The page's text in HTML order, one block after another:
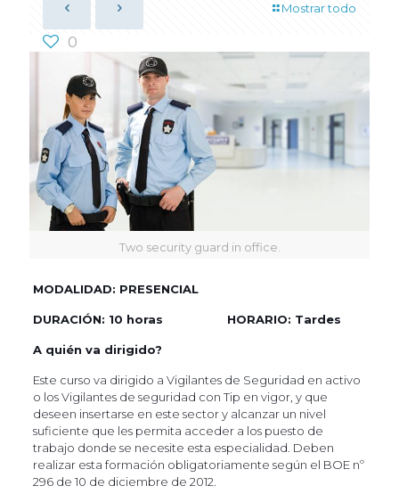
Mostrar todo
0
Two security guard in office.
MODALIDAD: PRESENCIAL
DURACIÓN: 10 horas HORARIO: Tardes
A quién va dirigido?
Este curso va dirigido a Vigilantes de Seguridad en activo
o los Vigilantes de seguridad con Tip en vigor, y que
deseen insertarse en este sector y alcanzar un nivel
suficiente que les permita acceder a los puesto de
trabajo donde se necesite esta especialidad. Deben
realizar esta formación obligatoriamente según el BOE nº
296 de 10 de diciembre de 2012.